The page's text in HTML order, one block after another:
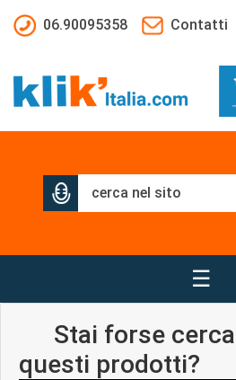
06.90095358
Contatti
☰
Stai forse
questi prodotti?